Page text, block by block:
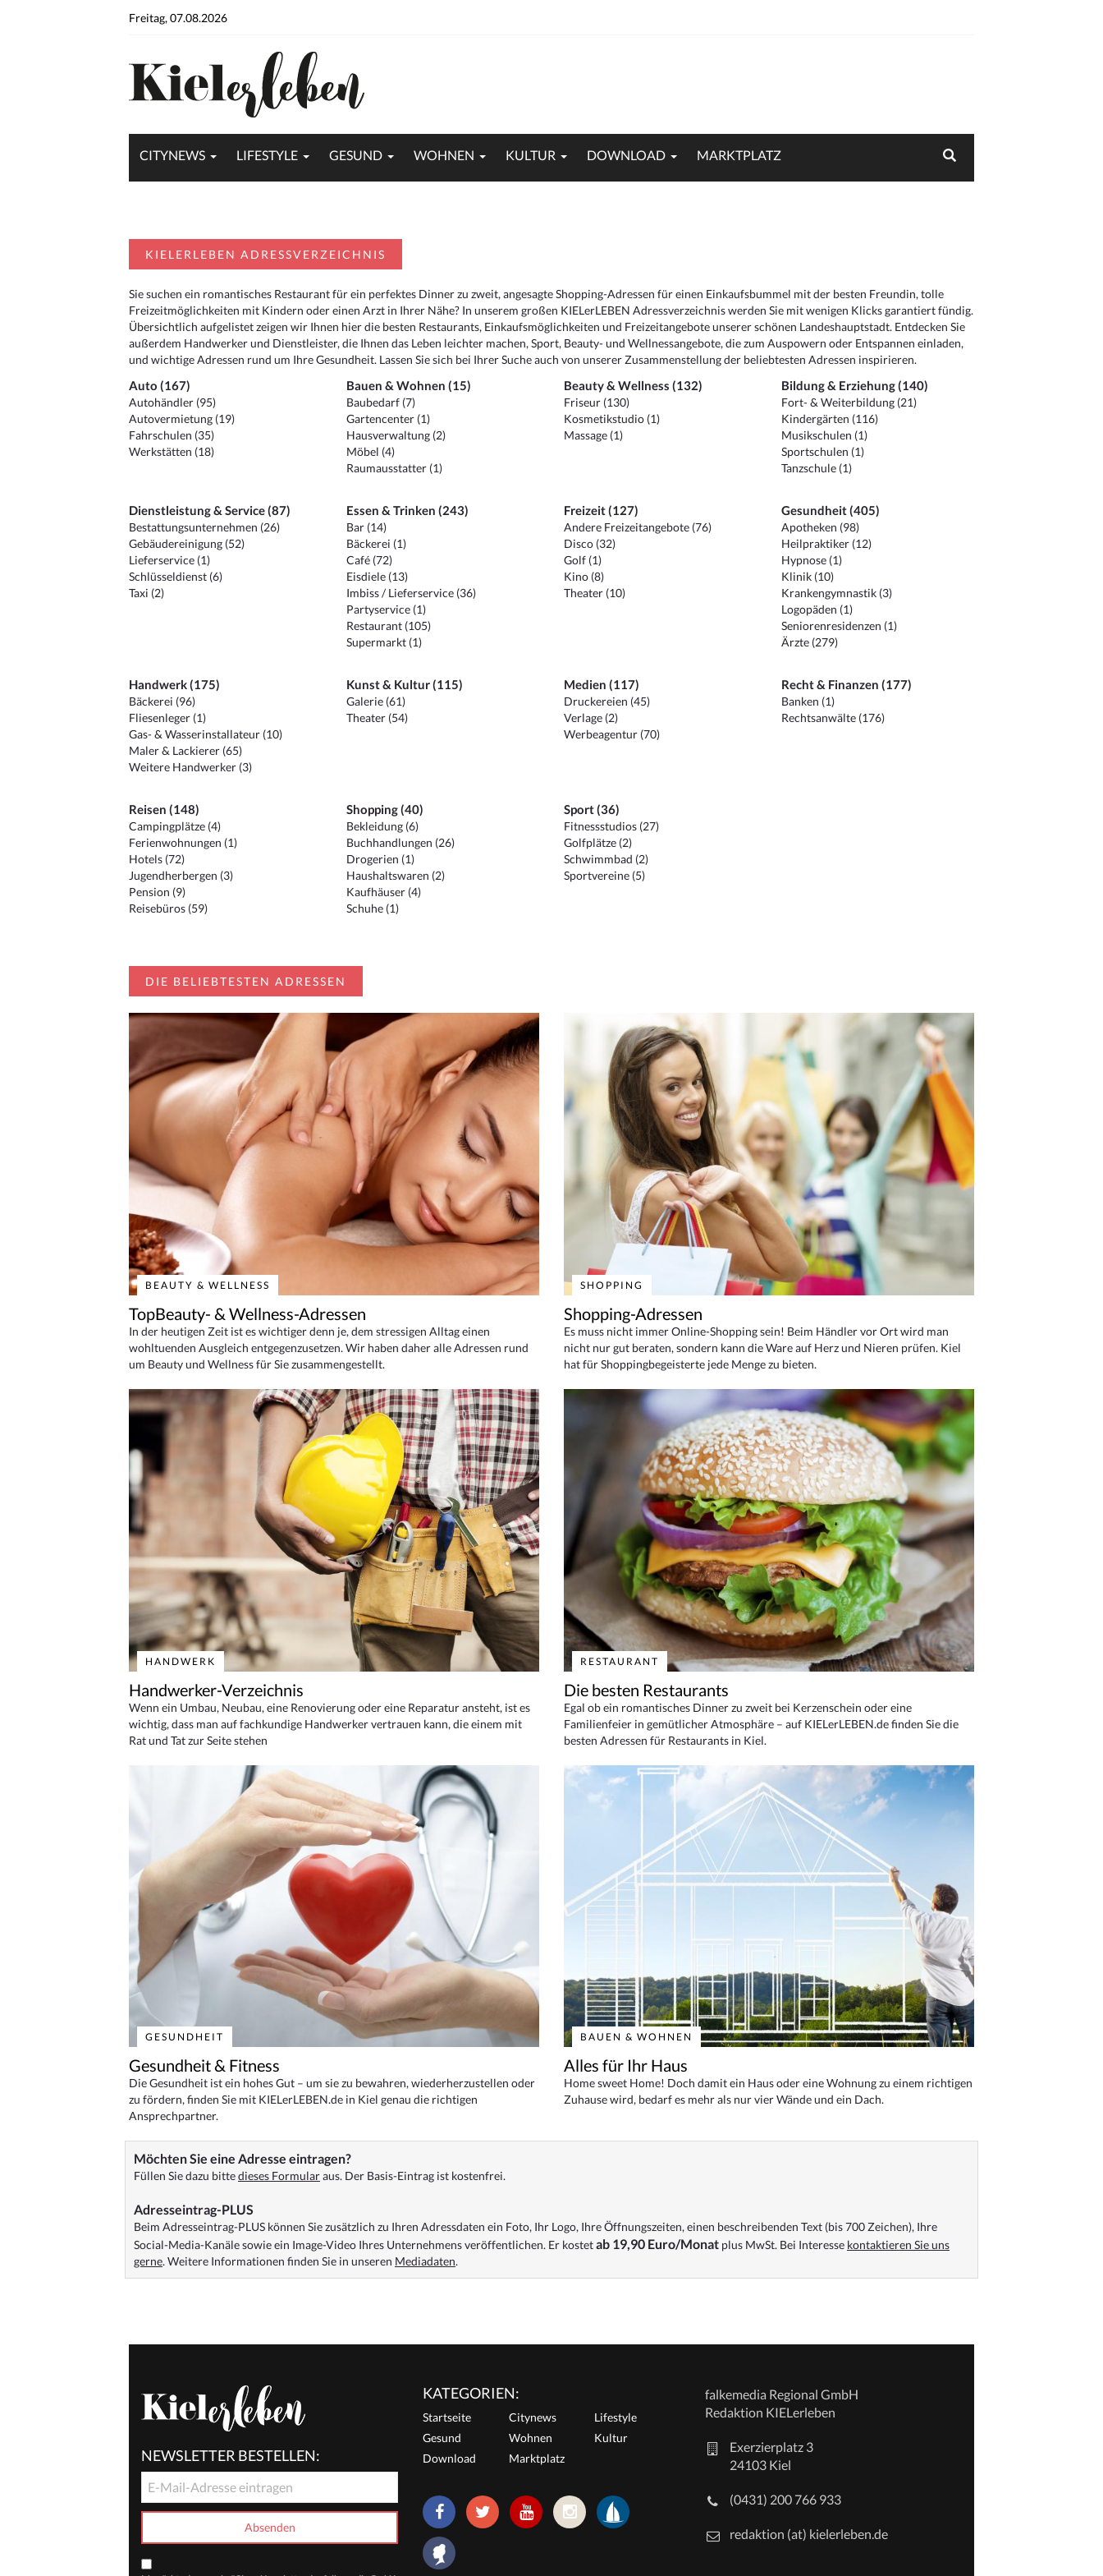
Freitag, 07.08.2026
CITYNEWS LIFESTYLE GESUND WOHNEN KULTUR DOWNLOAD MARKTPLATZ
KIELERLEBEN ADRESSVERZEICHNIS
Sie suchen ein romantisches Restaurant für ein perfektes Dinner zu zweit, angesagte Shopping-Adressen für einen Einkaufsbummel mit der besten Freundin, tolle
Freizeitmöglichkeiten mit Kindern oder einen Arzt in Ihrer Nähe? In unserem großen KIELerLEBEN Adressverzeichnis werden Sie mit wenigen Klicks garantiert fündig.
Übersichtlich aufgelistet zeigen wir Ihnen hier die besten Restaurants, Einkaufsmöglichkeiten und Freizeitangebote unserer schönen Landeshauptstadt. Entdecken Sie
außerdem Handwerker und Dienstleister, die Ihnen das Leben leichter machen, Sport, Beauty- und Wellnessangebote, die zum Auspowern oder Entspannen einladen,
und wichtige Adressen rund um Ihre Gesundheit. Lassen Sie sich bei Ihrer Suche auch von unserer Zusammenstellung der beliebtesten Adressen inspirieren.
Auto (167)
Autohändler (95)
Autovermietung (19)
Fahrschulen (35)
Werkstätten (18)
Bauen & Wohnen (15)
Baubedarf (7)
Gartencenter (1)
Hausverwaltung (2)
Möbel (4)
Raumausstatter (1)
Beauty & Wellness (132)
Friseur (130)
Kosmetikstudio (1)
Massage (1)
Bildung & Erziehung (140)
Fort- & Weiterbildung (21)
Kindergärten (116)
Musikschulen (1)
Sportschulen (1)
Tanzschule (1)
Dienstleistung & Service (87)
Bestattungsunternehmen (26)
Gebäudereinigung (52)
Lieferservice (1)
Schlüsseldienst (6)
Taxi (2)
Essen & Trinken (243)
Bar (14)
Bäckerei (1)
Café (72)
Eisdiele (13)
Imbiss / Lieferservice (36)
Partyservice (1)
Restaurant (105)
Supermarkt (1)
Freizeit (127)
Andere Freizeitangebote (76)
Disco (32)
Golf (1)
Kino (8)
Theater (10)
Gesundheit (405)
Apotheken (98)
Heilpraktiker (12)
Hypnose (1)
Klinik (10)
Krankengymnastik (3)
Logopäden (1)
Seniorenresidenzen (1)
Ärzte (279)
Handwerk (175)
Bäckerei (96)
Fliesenleger (1)
Gas- & Wasserinstallateur (10)
Maler & Lackierer (65)
Weitere Handwerker (3)
Kunst & Kultur (115)
Galerie (61)
Theater (54)
Medien (117)
Druckereien (45)
Verlage (2)
Werbeagentur (70)
Recht & Finanzen (177)
Banken (1)
Rechtsanwälte (176)
Reisen (148)
Campingplätze (4)
Ferienwohnungen (1)
Hotels (72)
Jugendherbergen (3)
Pension (9)
Reisebüros (59)
Shopping (40)
Bekleidung (6)
Buchhandlungen (26)
Drogerien (1)
Haushaltswaren (2)
Kaufhäuser (4)
Schuhe (1)
Sport (36)
Fitnessstudios (27)
Golfplätze (2)
Schwimmbad (2)
Sportvereine (5)
DIE BELIEBTESTEN ADRESSEN
BEAUTY & WELLNESS
TopBeauty- & Wellness-Adressen
In der heutigen Zeit ist es wichtiger denn je, dem stressigen Alltag einen
wohltuenden Ausgleich entgegenzusetzen. Wir haben daher alle Adressen rund
um Beauty und Wellness für Sie zusammengestellt.
SHOPPING
Shopping-Adressen
Es muss nicht immer Online-Shopping sein! Beim Händler vor Ort wird man
nicht nur gut beraten, sondern kann die Ware auf Herz und Nieren prüfen. Kiel
hat für Shoppingbegeisterte jede Menge zu bieten.
HANDWERK
Handwerker-Verzeichnis
Wenn ein Umbau, Neubau, eine Renovierung oder eine Reparatur ansteht, ist es
wichtig, dass man auf fachkundige Handwerker vertrauen kann, die einem mit
Rat und Tat zur Seite stehen
RESTAURANT
Die besten Restaurants
Egal ob ein romantisches Dinner zu zweit bei Kerzenschein oder eine
Familienfeier in gemütlicher Atmosphäre – auf KIELerLEBEN.de finden Sie die
besten Adressen für Restaurants in Kiel.
GESUNDHEIT
Gesundheit & Fitness
Die Gesundheit ist ein hohes Gut – um sie zu bewahren, wiederherzustellen oder
zu fördern, finden Sie mit KIELerLEBEN.de in Kiel genau die richtigen
Ansprechpartner.
BAUEN & WOHNEN
Alles für Ihr Haus
Home sweet Home! Doch damit ein Haus oder eine Wohnung zu einem richtigen
Zuhause wird, bedarf es mehr als nur vier Wände und ein Dach.
Möchten Sie eine Adresse eintragen?
Füllen Sie dazu bittedieses Formularaus. Der Basis-Eintrag ist kostenfrei.
Adresseintrag-PLUS
Beim Adresseintrag-PLUS können Sie zusätzlich zu Ihren Adressdaten ein Foto, Ihr Logo, Ihre Öffnungszeiten, einen beschreibenden Text (bis 700 Zeichen), Ihre
Social-Media-Kanäle sowie ein Image-Video Ihres Unternehmens veröffentlichen. Er kostetab 19,90 Euro/Monat plus MwSt. Bei Interesse kontaktieren Sie uns
gerne. Weitere Informationen finden Sie in unseren Mediadaten.
NEWSLETTER BESTELLEN:
KATEGORIEN:
Startseite Citynews
Lifestyle
Gesund
Wohnen
Kultur
Download
Marktplatz
falkemedia Regional GmbH
Redaktion KIELerleben
Exerzierplatz 3
24103 Kiel
(0431) 200 766 933
redaktion (at) kielerleben.de